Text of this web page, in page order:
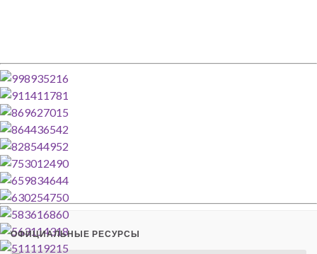
ОФИЦИАЛЬНЫЕ РЕСУРСЫ